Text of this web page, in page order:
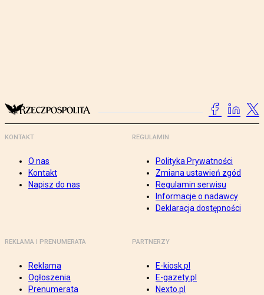
KONTAKT
O nas
Kontakt
Napisz do nas
REGULAMIN
Polityka Prywatności
Zmiana ustawień zgód
Regulamin serwisu
Informacje o nadawcy
Deklaracja dostępności
REKLAMA I PRENUMERATA
Reklama
Ogłoszenia
Prenumerata
PARTNERZY
E-kiosk.pl
E-gazety.pl
Nexto.pl